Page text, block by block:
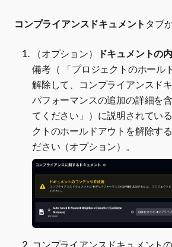
コンプライアンスドキュメント タブ
（オプション） ドキュメントの
備考（ 「プロジェクトのホール
解除して、コンプライアンスド
パフォーマンスの追加の詳細を
てください」）に説明されてい
クトのホールドアウトを解除す
ださい（オプション）。